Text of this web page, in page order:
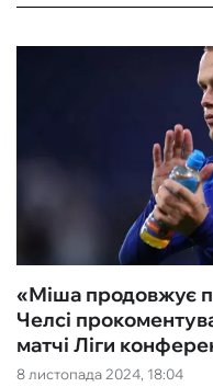
8 листопада 2024, 18:04
«Міша продовжує
Челсі
матчі Ліги